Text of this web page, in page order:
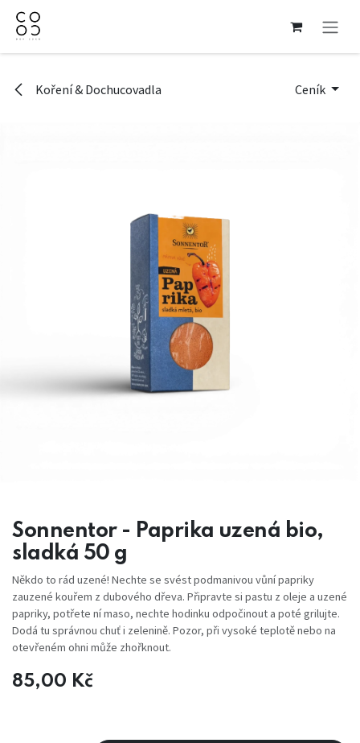
Přejít na obsah
Koření & Dochucovadla Ceník
Sonnentor - Paprika uzená bio,
sladká 50 g
Někdo to rád uzené! Nechte se svést podmanivou vůní papriky
zauzené kouřem z dubového dřeva. Připravte si pastu z oleje a uzené
papriky, potřete ní maso, nechte hodinku odpočinout a poté grilujte.
Dodá tu správnou chuť i zelenině. Pozor, při vysoké teplotě nebo na
otevřeném ohni může zhořknout.
85,00 Kč